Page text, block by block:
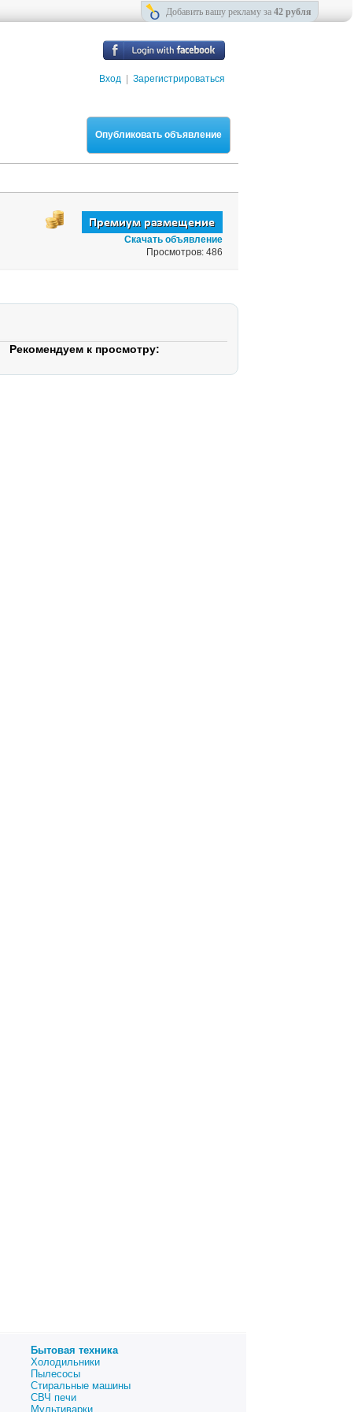
Вход Зарегистрироваться
Опубликовать объявление
Скачать объявление
Просмотров: 486
Добавить вашу рекламу за 42 рубля
Рекомендуем к просмотру:
Бытовая техника
Холодильники
Пылесосы
Стиральные машины
СВЧ печи
Мультиварки